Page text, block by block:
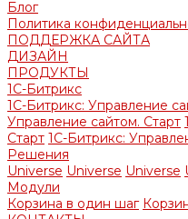
Блог
Политика
ПОДДЕРЖКА САЙТА
ДИЗАЙН
ПРОДУКТЫ
1С-Битрикс
1С-Битрикс: Управление
Управление сайтом. Старт
Старт 1С-Битрикс:
Решения
Universe Universe Universe
Модули
Корзина в один шаг